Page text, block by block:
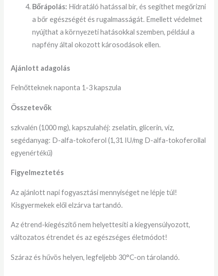
Bőrápolás: Hidratáló hatással bír, és segíthet megőrizni
a bőr egészségét és rugalmasságát. Emellett védelmet
nyújthat a környezeti hatásokkal szemben, például a
napfény által okozott károsodások ellen.
Ajánlott adagolás
Felnőtteknek naponta 1-3 kapszula
Összetevők
szkvalén(1000 mg), kapszulahéj: zselatin, glicerin, víz,
segédanyag: D-alfa-tokoferol (1,31 IU/mg D-alfa-tokoferollal
egyenértékű)
Figyelmeztetés
Az ajánlott napi fogyasztási mennyiséget ne lépje túl!
Kisgyermekek elől elzárva tartandó.
Az étrend-kiegészítő nem helyettesíti a kiegyensúlyozott,
változatos étrendet és az egészséges életmódot!
Száraz és hűvös helyen, legfeljebb 30°C-on tárolandó.